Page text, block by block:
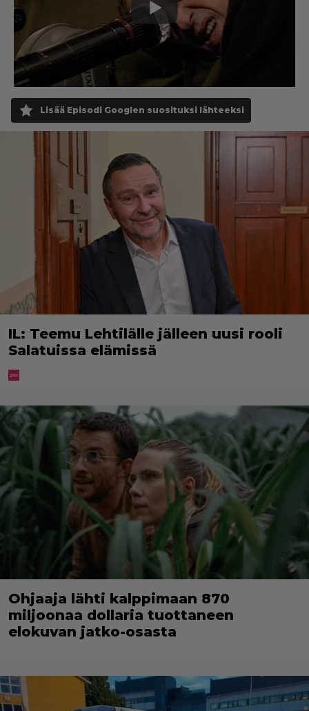
Lisää Episodi Googlen suosituksi lähteeksi
IL: Teemu Lehtilälle jälleen uusi rooli
Salatuissa elämissä
Ohjaaja lähti kalppimaan 870
miljoonaa dollaria tuottaneen
elokuvan jatko-osasta